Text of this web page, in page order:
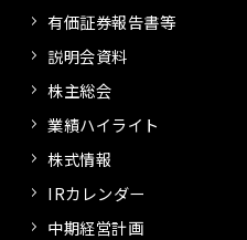
有価証券報告書等
説明会資料
株主総会
業績ハイライト
株式情報
IRカレンダー
中期経営計画